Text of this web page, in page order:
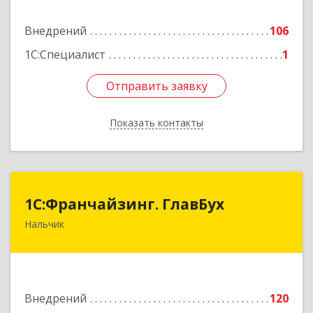
Внедрений
106
1С:Специалист
1
Отправить заявку
Показать контакты
Подробнее
Отправить заявку
Назад
1С:Франчайзинг. ГлавБух
Нальчик
Внедрений 120
1С:Франчайзинг. ГлавБух
360000, Кабардино-Балкарская Респ, Нальчик г,